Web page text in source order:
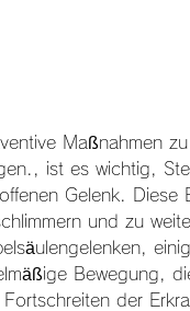
ist es wichtig,
Gelenk. Diese
und zu
Bewegung,
der